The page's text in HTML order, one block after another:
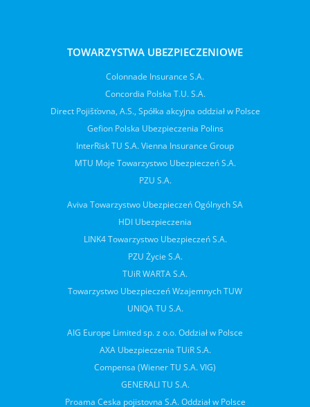
TOWARZYSTWA UBEZPIECZENIOWE
Colonnade Insurance S.A.
Concordia Polska T.U. S.A.
Direct Pojišťovna, A.S., Spółka akcyjna oddział w Polsce
Gefion Polska Ubezpieczenia Polins
InterRisk TU S.A. Vienna Insurance Group
MTU Moje Towarzystwo Ubezpieczeń S.A.
PZU S.A.
Aviva Towarzystwo Ubezpieczeń Ogólnych SA
HDI Ubezpieczenia
LINK4 Towarzystwo Ubezpieczeń S.A.
PZU Życie S.A.
TUiR WARTA S.A.
Towarzystwo Ubezpieczeń Wzajemnych TUW
UNIQA TU S.A.
AIG Europe Limited sp. z o.o. Oddział w Polsce
AXA Ubezpieczenia TUiR S.A.
Compensa (Wiener TU S.A. VIG)
GENERALI TU S.A.
Proama Ceska pojistovna S.A. Oddział w Polsce